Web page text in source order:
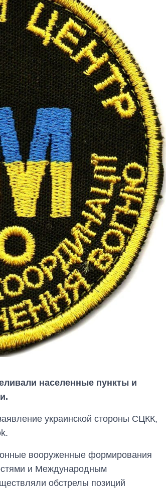
населенные пункты и
украинской стороны СЦКК,
вооруженные формирования
и Международным
обстрелы позиций
танков продала